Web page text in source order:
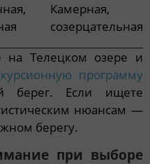
Камерная,
созерцательная
на Телецком озере и
программу
берег. Если ищете
нюансам —
берегу.
при выборе